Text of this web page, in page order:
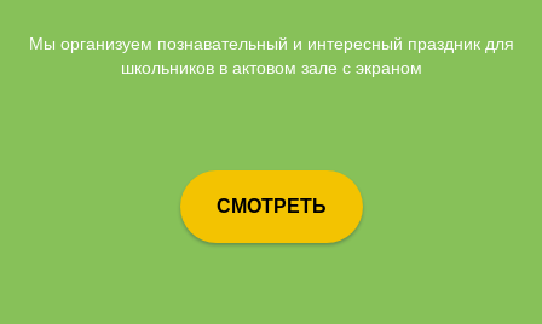
Мы организуем познавательный и интересный праздник для
школьников в актовом зале с экраном
СМОТРЕТЬ